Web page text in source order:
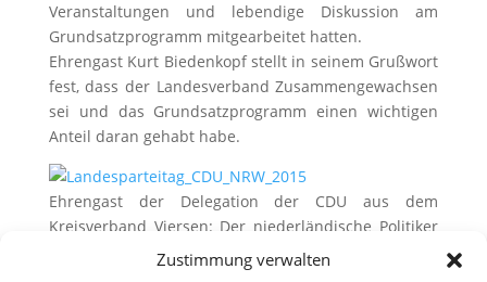
Zustimmung verwalten
Veranstaltungen und lebendige Diskussion am
Grundsatzprogramm mitgearbeitet hatten.
Ehrengast Kurt Biedenkopf stellt in seinem Grußwort
fest, dass der Landesverband Zusammengewachsen
sei und das Grundsatzprogramm einen wichtigen
Anteil daran gehabt habe.
Ehrengast der Delegation der CDU aus dem
Kreisverband Viersen: Der niederländische Politiker
Ger Koopmans. Die CDU aus der Grenzregion
unterstreicht einmal mehr ihre freundschaftliche